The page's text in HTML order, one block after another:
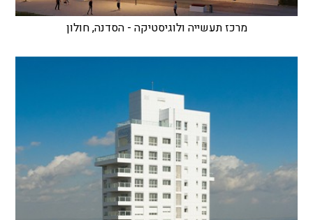
מרכז תעשייה ולוגיסטיקה - הסדנה, חולון